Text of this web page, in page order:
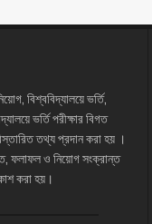
বিশ্ববিদ্যালয়ে ভর্তি,
ভর্তি পরীক্ষার বিগত
তথ্য প্রদান করা হয় ।
ফলাফল ও নিয়োগ সংক্রান্ত
করা হয়।